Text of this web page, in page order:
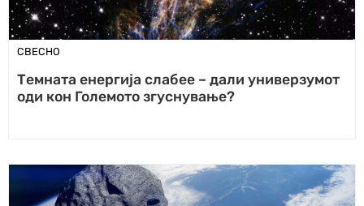
СВЕСНО
Темната енергија слабее – дали универзумот
оди кон Големото згуснување?